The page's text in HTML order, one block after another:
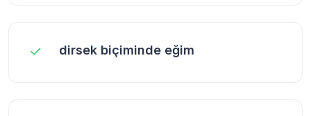
dirsek biçiminde eğim